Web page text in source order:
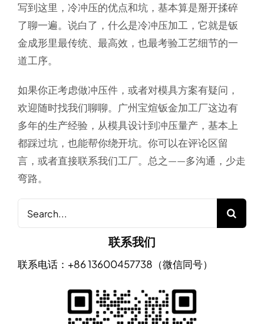
写到这里，冷冲压的优点和坑，基本算是掰开揉碎
了聊一遍。说白了， 什么是冷冲压加工 ，它就是钣
金成形里最传统、最高效，也最考验工艺细节的一
道工序。
如果你正考虑做冲压件，或者对模具方案有疑问，
欢迎随时找我们聊聊。广州宝煊钣金加工厂这边有
多年的生产经验，从模具设计到冲压量产，基本上
都踩过坑，也能帮你绕开坑。你可以在评论区留
言，或者直接联系我们工厂。总之——多沟通，少走
弯路。
for:
联系我们
联系电话：+86 13600457738（微信同号）